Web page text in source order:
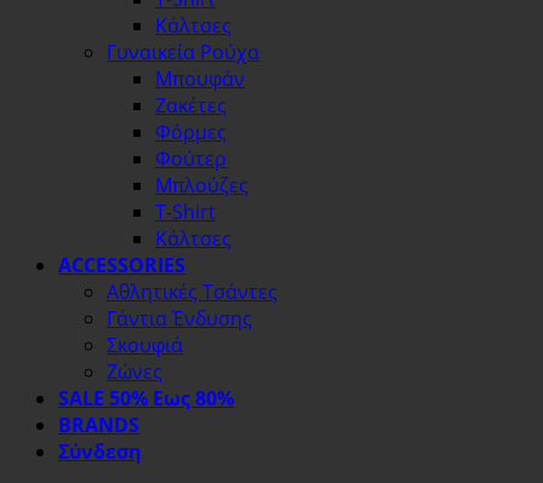
Κάλτσες
Γυναικεία Ρούχα
Μπουφάν
Ζακέτες
Φόρμες
Φούτερ
Μπλούζες
T-Shirt
Κάλτσες
ACCESSORIES
Αθλητικές Τσάντες
Γάντια Ένδυσης
Σκουφιά
Ζώνες
SALE 50% Εως 80%
BRANDS
Σύνδεση